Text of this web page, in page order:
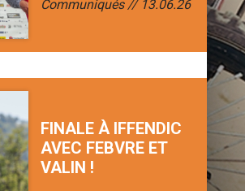
Communiqués 13.06.26
FINALE À IFFENDIC
AVEC FEBVRE ET
VALIN !